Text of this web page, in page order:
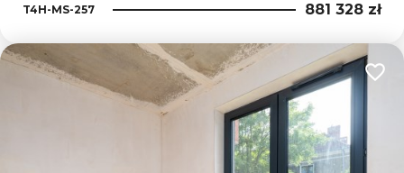
T4H-MS-257 881 328 zł